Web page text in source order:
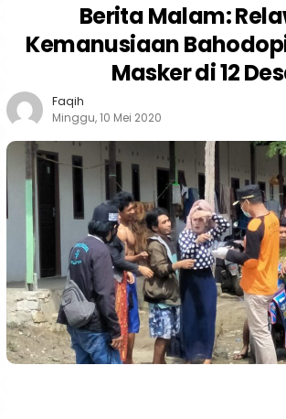
Berita Malam:
Kemanusiaan
Masker di 12
Faqih
Minggu, 10 Mei 2020